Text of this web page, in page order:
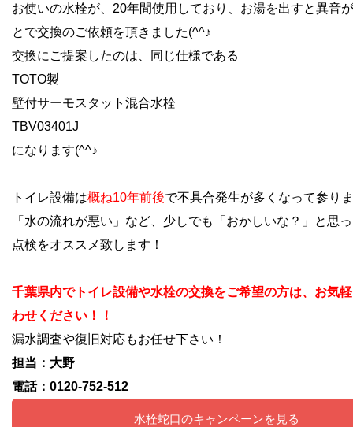
お使いの水栓が、20年間使用しており、お湯を出すと異音
とで交換のご依頼を頂きました(^^♪
交換にご提案したのは、同じ仕様である
TOTO製
壁付サーモスタット混合水栓
TBV03401J
になります(^^♪
トイレ設備は概ね10年前後で不具合発生が多くなって参り
「水の流れが悪い」など、少しでも「おかしいな？」と思
点検をオススメ致します！
千葉県内でトイレ設備や水栓の交換をご希望の方は、お気
わせください！！
漏水調査や復旧対応もお任せ下さい！
担当：大野
電話：0120-752-512
水栓蛇口のキャンペーンを見る